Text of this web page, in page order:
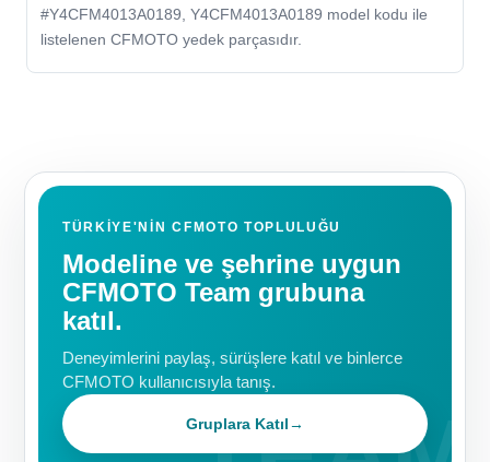
#Y4CFM4013A0189, Y4CFM4013A0189 model kodu ile
listelenen CFMOTO yedek parçasıdır.
TÜRKIYE'NIN CFMOTO TOPLULUĞU
Modeline ve şehrine uygun
CFMOTO Team grubuna
katıl.
Deneyimlerini paylaş, sürüşlere katıl ve binlerce
CFMOTO kullanıcısıyla tanış.
Gruplara Katıl→